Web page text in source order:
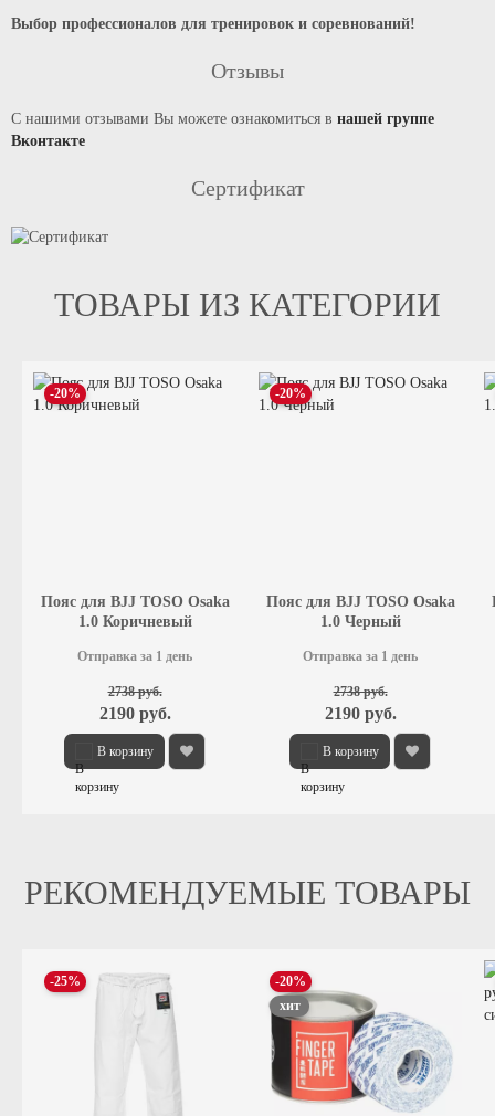
Выбор профессионалов для тренировок и соревнований!
Отзывы
С нашими отзывами Вы можете ознакомиться в нашей группе
Вконтакте
Сертификат
ТОВАРЫ ИЗ КАТЕГОРИИ
-20%
Пояс для BJJ TOSO Osaka
1.0 Коричневый
Отправка за 1 день
В корзину
2738 руб.
2190 руб.
-20%
Пояс для BJJ TOSO Osaka
1.0 Черный
Отправка за 1 день
В корзину
2738 руб.
2190 руб.
РЕКОМЕНДУЕМЫЕ ТОВАРЫ
-25%
-20%
хит